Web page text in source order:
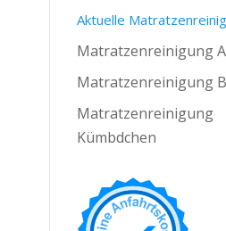
Aktuelle
Matratzenreinigung
Matratzenreinigung
Matratzenreinigung
Kümbdchen